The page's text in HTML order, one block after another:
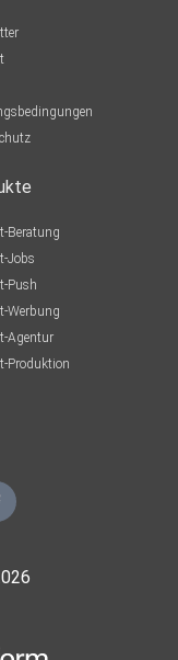
Beratung
Jobs
Push
Werbung
Agentur
Produktion